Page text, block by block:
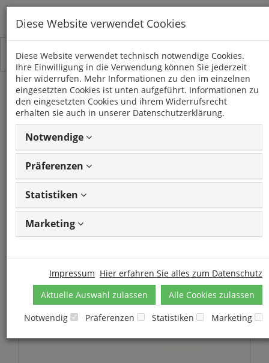
Toggle
navigation
Kategorien
SUZUKI
2 Artikel
Artikel1 - 2 von 2
Artikeln
Ansicht
Diese Website verwendet Cookies
Diese Website verwendet technisch notwendige Cookies.
Ihre Einwilligung in die Verwendung können Sie jederzeit
hier widerrufen. Mehr Informationen zu den im einzelnen
eingesetzten Cookies ist unten aufgeführt. Informationen zu
den eingesetzten Cookies und ihrem Widerrufsrecht
erhalten sie auch in unserer Datenschutzerklärung.
Notwendige
Präferenzen
Statistiken
Marketing
Impressum Hier erfahren Sie alles zum Datenschutz
Aktuelle Auswahl zulassen
Alle Cookies zulassen
Notwendig
Präferenzen Statistiken Marketing